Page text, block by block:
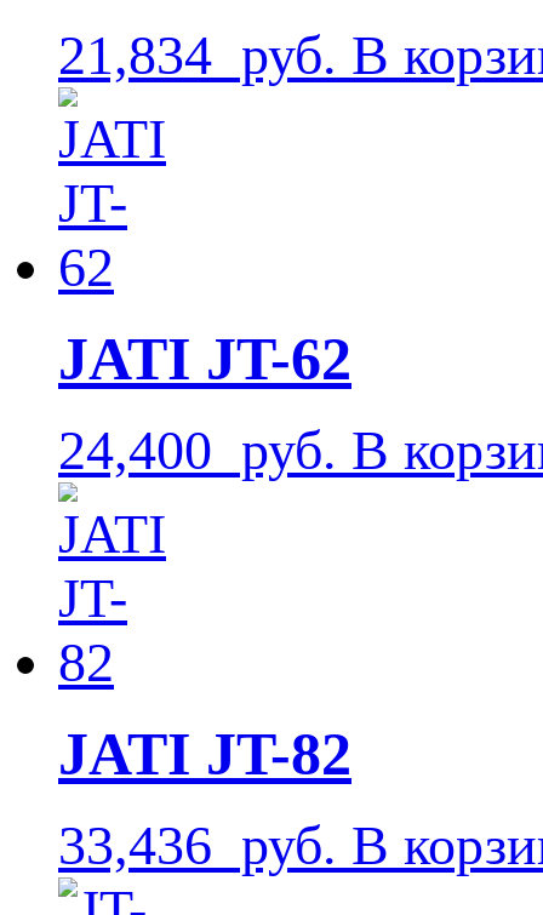
21,834 руб. В
JATI JT-62
24,400 руб. В
JATI JT-82
33,436 руб. В